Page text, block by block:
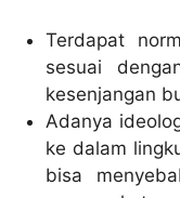
Terdapat
sesuai
kesenjangan
Adanya
ke dalam
bisa